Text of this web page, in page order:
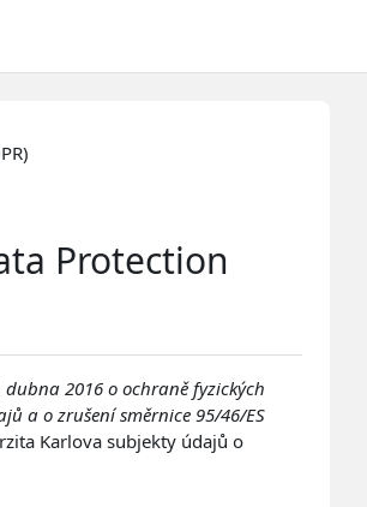
Protection
2016 o ochraně fyzických
a o zrušení směrnice 95/46/ES
Karlova subjekty údajů o